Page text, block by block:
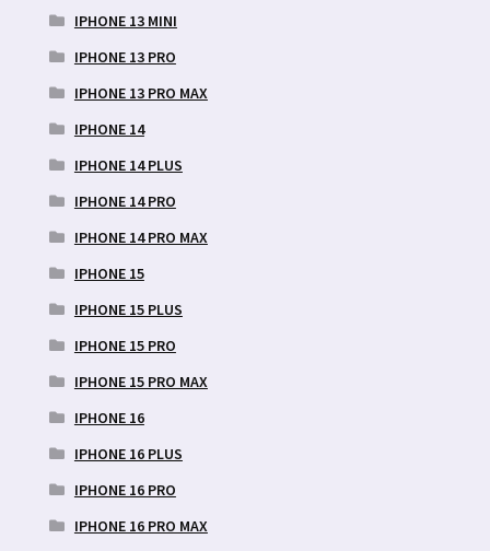
IPHONE 13 MINI
IPHONE 13 PRO
IPHONE 13 PRO MAX
IPHONE 14
IPHONE 14 PLUS
IPHONE 14 PRO
IPHONE 14 PRO MAX
IPHONE 15
IPHONE 15 PLUS
IPHONE 15 PRO
IPHONE 15 PRO MAX
IPHONE 16
IPHONE 16 PLUS
IPHONE 16 PRO
IPHONE 16 PRO MAX